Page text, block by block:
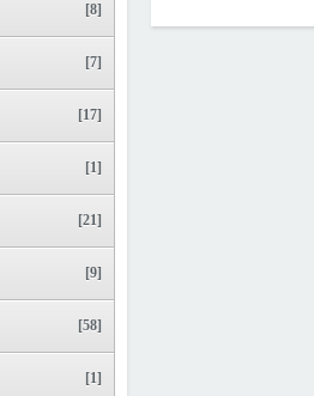
[8]
[7]
[17]
[1]
[21]
[9]
[58]
[1]